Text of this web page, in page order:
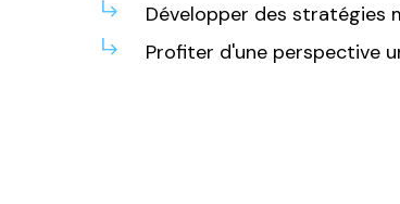
Développer des stratégies
Profiter d'une perspective